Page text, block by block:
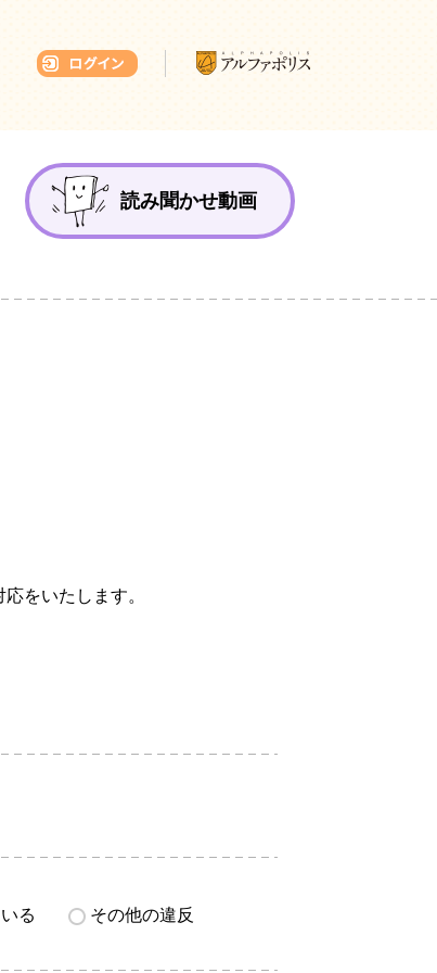
読み聞かせ動画
をいたします。
る その他の違反